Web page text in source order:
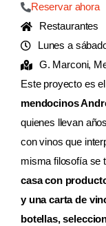
ARQ &
Reservar ahora
Restaurantes
Lunes a
G. Marconi,
Este proyecto es
mendocinos
quienes llevan
con vinos que
misma filosofía se
casa con
y una carta de
botellas,